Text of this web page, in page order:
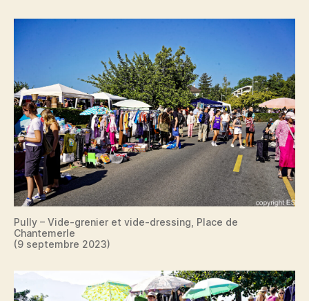
Pully – Vide-grenier et vide-dressing, Place de
Chantemerle
(9 septembre 2023)